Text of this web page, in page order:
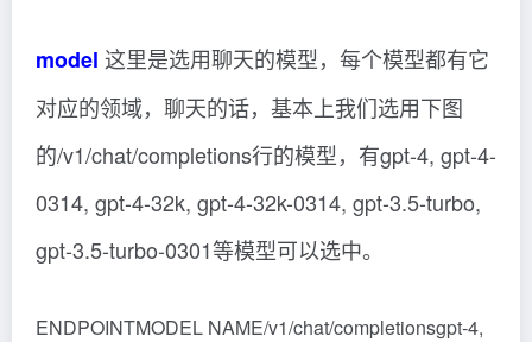
model 这里是选用聊天的模型，每个模型都有它
对应的领域，聊天的话，基本上我们选用下图
的/v1/chat/completions行的模型，有gpt-4, gpt-4-
0314, gpt-4-32k, gpt-4-32k-0314, gpt-3.5-turbo,
gpt-3.5-turbo-0301等模型可以选中。
ENDPOINTMODEL NAME/v1/chat/completionsgpt-4,